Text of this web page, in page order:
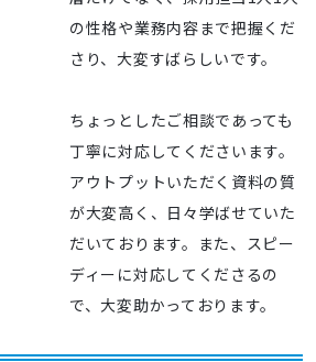
の性格や業務内容まで把握くだ
さり、大変すばらしいです。
ちょっとしたご相談であっても
丁寧に対応してくださいます。
アウトプットいただく資料の質
が大変高く、日々学ばせていた
だいております。また、スピー
ディーに対応してくださるの
で、大変助かっております。